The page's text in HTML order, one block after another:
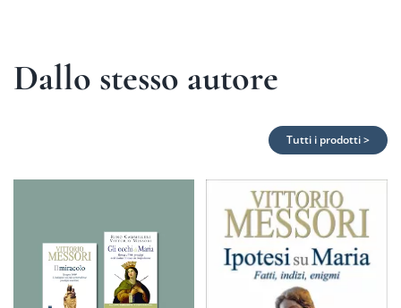
Dallo stesso autore
Tutti i prodotti >